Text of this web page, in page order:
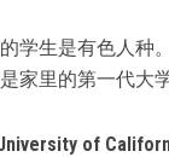
学生是有色人种。
家里的第一代大
of